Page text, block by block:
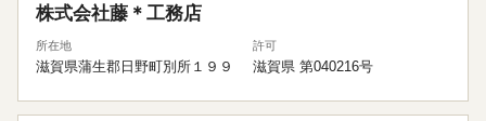
株式会社藤＊工務店
所在地
滋賀県蒲生郡日野町別所１９９
許可
滋賀県 第040216号